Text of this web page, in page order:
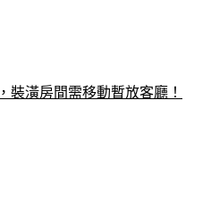
裝潢房間需移動暫放客廳！